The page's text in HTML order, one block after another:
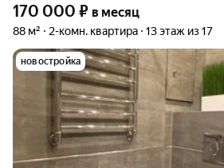
170 000 ₽ в месяц
88 м² 2-комн. квартира 13 этаж из 17
новостройка